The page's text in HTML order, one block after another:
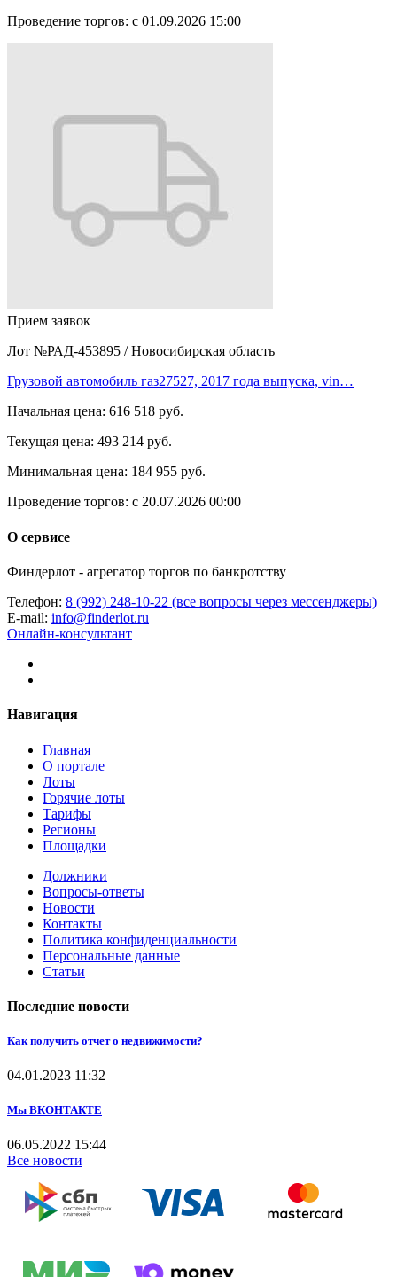
Проведение торгов: с 01.09.2026 15:00
Прием заявок
Лот №РАД-453895 / Новосибирская область
Грузовой автомобиль газ27527, 2017 года выпуска, vin…
Начальная цена: 616 518 руб.
Текущая цена: 493 214 руб.
Минимальная цена: 184 955 руб.
Проведение торгов: с 20.07.2026 00:00
О сервисе
Финдерлот - агрегатор торгов по банкротству
Телефон: 8 (992) 248-10-22 (все вопросы через мессенджеры)
E-mail: info@finderlot.ru
Онлайн-консультант
Навигация
Главная
О портале
Лоты
Горячие лоты
Тарифы
Регионы
Площадки
Должники
Вопросы-ответы
Новости
Контакты
Политика конфиденциальности
Персональные данные
Статьи
Последние новости
Как получить отчет о недвижимости?
04.01.2023 11:32
Мы ВКОНТАКТЕ
06.05.2022 15:44
Все новости